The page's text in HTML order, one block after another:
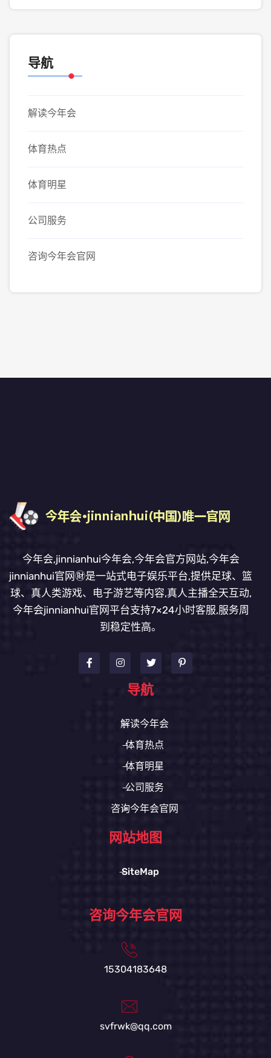
导航
解读今年会
体育热点
体育明星
公司服务
咨询今年会官网
今年会,jinnianhui今年会,今年会官方网站,今年会
jinnianhui官网㊖是一站式电子娱乐平台,提供足球、篮
球、真人类游戏、电子游艺等内容,真人主播全天互动,
今年会jinnianhui官网平台支持7×24小时客服,服务周
到稳定性高。
导航
解读今年会
体育热点
体育明星
公司服务
咨询今年会官网
网站地图
SiteMap
咨询今年会官网
15304183648
svfrwk@qq.com